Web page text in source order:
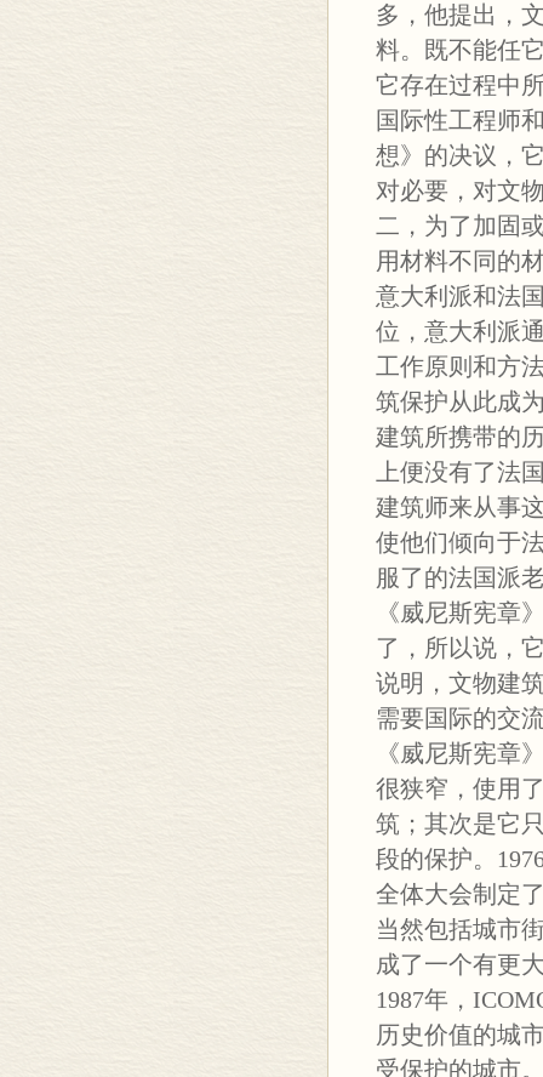
多，他提出，
料。既不能任
它存在过程中
国际性工程师
想》的决议，
对必要，对文
二，为了加固
用材料不同的
意大利派和法
位，意大利派
工作原则和方
筑保护从此成
建筑所携带的
上便没有了法
建筑师来从事
使他们倾向于
服了的法国派
《威尼斯宪章
了，所以说，
说明，文物建
需要国际的交
《威尼斯宪章
很狭窄，使用
筑；其次是它
段的保护。
全体大会制定
当然包括城市
成了一个有更
1987年，
历史价值的城
受保护的城市